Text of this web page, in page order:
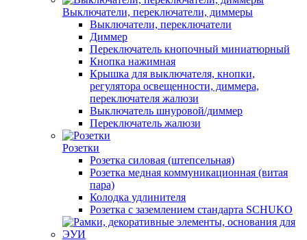
Выключатели, переключатели, диммеры
Выключатели, переключатели
Диммер
Переключатель кнопочный миниатюрный
Кнопка нажимная
Крышка для выключателя, кнопки,
регулятора освещенности, диммера,
переключателя жалюзи
Выключатель шнуровой/диммер
Переключатель жалюзи
Розетки
Розетка силовая (штепсельная)
Розетка медная коммуникационная (витая
пара)
Колодка удлинителя
Розетка с заземлением стандарта SCHUKO